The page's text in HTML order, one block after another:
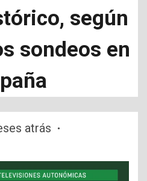
según
sondeos en
atrás